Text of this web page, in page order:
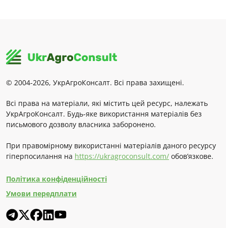
© 2004-2026, УкрАгроКонсалт. Всі права захищені.
Всі права на матеріали, які містить цей ресурс, належать
УкрАгроКонсалт. Будь-яке використання матеріалів без
письмового дозволу власника заборонено.
При правомірному використанні матеріалів даного ресурсу
гіперпосилання на https://ukragroconsult.com/ обов’язкове.
Політика конфіденційності
Умови передплати